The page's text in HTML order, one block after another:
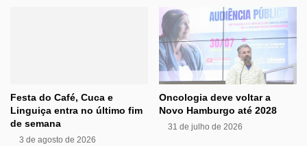
Festa do Café, Cuca e
Linguiça entra no último fim
de semana
3 de agosto de 2026
Oncologia deve voltar a
Novo Hamburgo até 2028
31 de julho de 2026